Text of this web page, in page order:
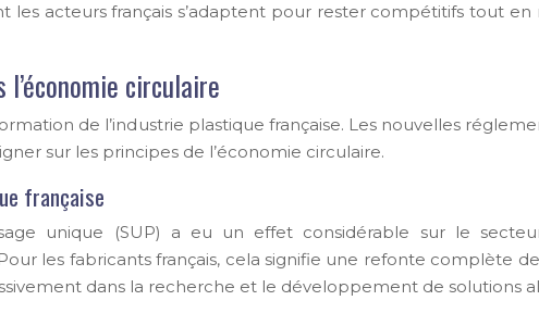
les acteurs français s’adaptent pour rester compétitifs tout
circulaire
de l’industrie plastique française. Les nouvelles
sur les principes de l’économie circulaire.
française
unique (SUP) a eu un effet considérable sur le
les fabricants français, cela signifie une refonte complète
dans la recherche et le développement de solutions